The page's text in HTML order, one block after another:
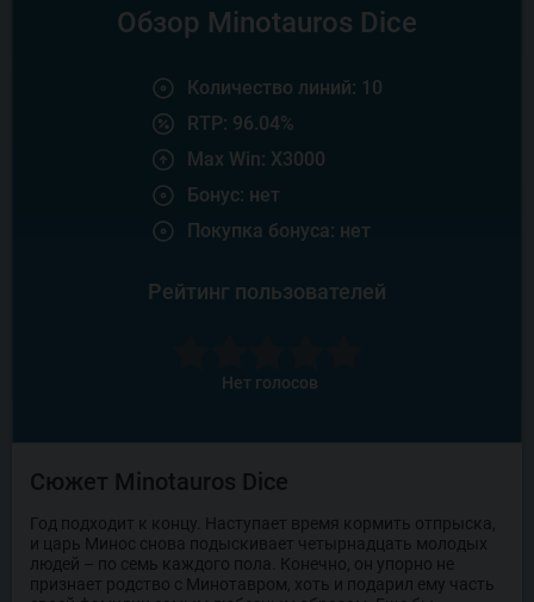
Обзор Minotauros Dice
Количество линий: 10
RTP: 96.04%
Max Win: X3000
Бонус: нет
Покупка бонуса: нет
Рейтинг пользователей
Нет голосов
Сюжет Minotauros Dice
Год подходит к концу. Наступает время кормить отпрыска,
и царь Минос снова подыскивает четырнадцать молодых
людей – по семь каждого пола. Конечно, он упорно не
признает родство с Минотавром, хоть и подарил ему часть